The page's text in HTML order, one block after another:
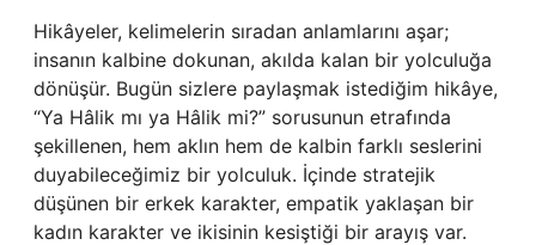
Hikâyeler, kelimelerin sıradan anlamlarını aşar;
insanın kalbine dokunan, akılda kalan bir yolculuğa
dönüşür. Bugün sizlere paylaşmak istediğim hikâye,
“Ya Hâlik mı ya Hâlik mi?” sorusunun etrafında
şekillenen, hem aklın hem de kalbin farklı seslerini
duyabileceğimiz bir yolculuk. İçinde stratejik
düşünen bir erkek karakter, empatik yaklaşan bir
kadın karakter ve ikisinin kesiştiği bir arayış var.